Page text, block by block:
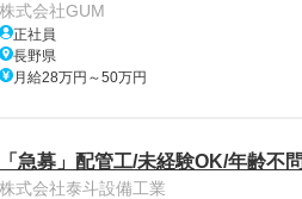
株式会社GUM
正社員
長野県
月給28万円～50万円
「急募」配管工/未経験OK/年齢不
株式会社泰斗設備工業